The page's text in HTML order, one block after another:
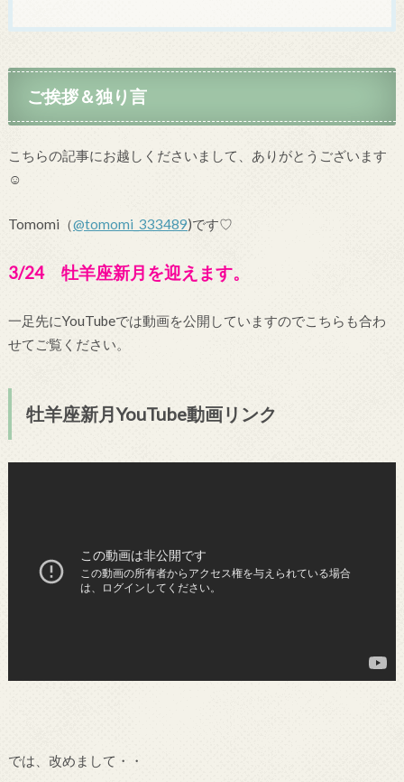
ご挨拶＆独り言
こちらの記事にお越しくださいまして、ありがとうございます
☺
Tomomi（@tomomi_333489)です♡
3/24 牡羊座新月を迎えます。
一足先にYouTubeでは動画を公開していますのでこちらも合わ
せてご覧ください。
牡羊座新月YouTube動画リンク
では、改めまして・・